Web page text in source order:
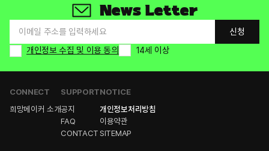
News Letter
신청
개인정보 수집 및 이용 동의
14세 이상
CONNECT
희망메이커 소개
SUPPORT
공지
FAQ
CONTACT
NOTICE
개인정보처리방침
이용약관
SITEMAP